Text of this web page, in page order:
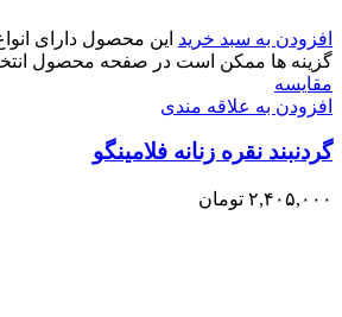
افزودن به سبد خرید این محصول دارای
گزینه ها ممکن است در صفحه محصول
مقایسه
افزودن به علاقه مندی
گردنبند نقره زنانه فلامینگو
۲,۴۰۵,۰۰۰ تومان